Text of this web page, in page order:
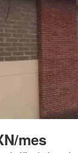
mes